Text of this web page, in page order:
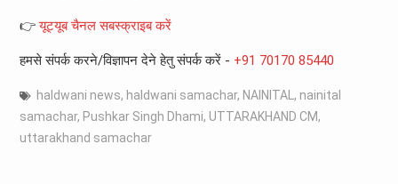
👉यूट्यूब चैनल सबस्क्राइब करें
हमसे संपर्क करने/विज्ञापन देने हेतु संपर्क करें - +91 70170 85440
haldwani news, haldwani samachar, NAINITAL , nainital
samachar, Pushkar Singh Dhami, UTTARAKHAND CM,
uttarakhand samachar